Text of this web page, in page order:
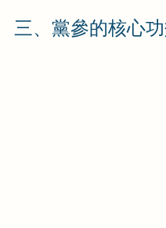
三、黨參的核心